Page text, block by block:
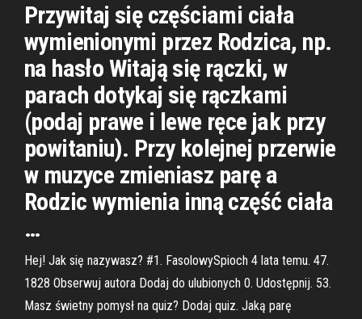
Przywitaj się częściami ciała
wymienionymi przez Rodzica, np.
na hasło Witają się rączki, w
parach dotykaj się rączkami
(podaj prawe i lewe ręce jak przy
powitaniu). Przy kolejnej przerwie
w muzyce zmieniasz parę a
Rodzic wymienia inną część ciała
…
Hej! Jak się nazywasz? #1. FasolowySpioch 4 lata temu. 47.
1828 Obserwuj autora Dodaj do ulubionych 0. Udostępnij. 53.
Masz świetny pomysł na quiz? Dodaj quiz. Jaką parę